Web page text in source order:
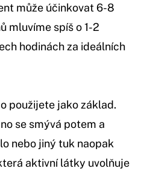
může účinkovat 6-8
mluvíme spíš o 1-2
hodinách za ideálních
použijete jako základ.
se smývá potem a
nebo jiný tuk naopak
aktivní látky uvolňuje